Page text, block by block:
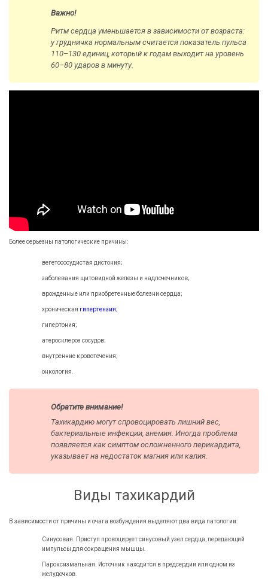
Важно!
Ритм сердца уменьшается в зависимости от возраста:
у грудничка нормальным считается показатель пульса
110–130 единиц, который к годам выходит на уровень
60–80 ударов в минуту.
Более серьезны патологические причины:
вегетососудистая дистония;
заболевания щитовидной железы и надпочечников;
врожденные или приобретенные болезни сердца;
хроническая гипертензия;
гипертония;
атеросклероз сосудов;
внутренние кровотечения;
онкология.
Обратите внимание!
Тахикардию могут спровоцировать лишний вес,
бактериальные инфекции, анемия. Иногда проблема
появляется как симптом осложненного перикардита,
указывает на недостаток магния или калия.
Виды тахикардий
В зависимости от причины и очага возбуждения выделяют два вида патологии:
Синусовая. Приступ провоцирует синусовый узел сердца, передающий
импульсы для сокращения мышцы.
Пароксизмальная. Источник находится в предсердии или одном из
желудочков.